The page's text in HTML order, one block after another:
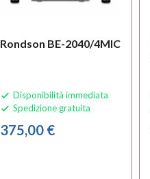
Rondson BE-2040/4MIC
 Disponibilità immediata
 Spedizione gratuita
375,00 €